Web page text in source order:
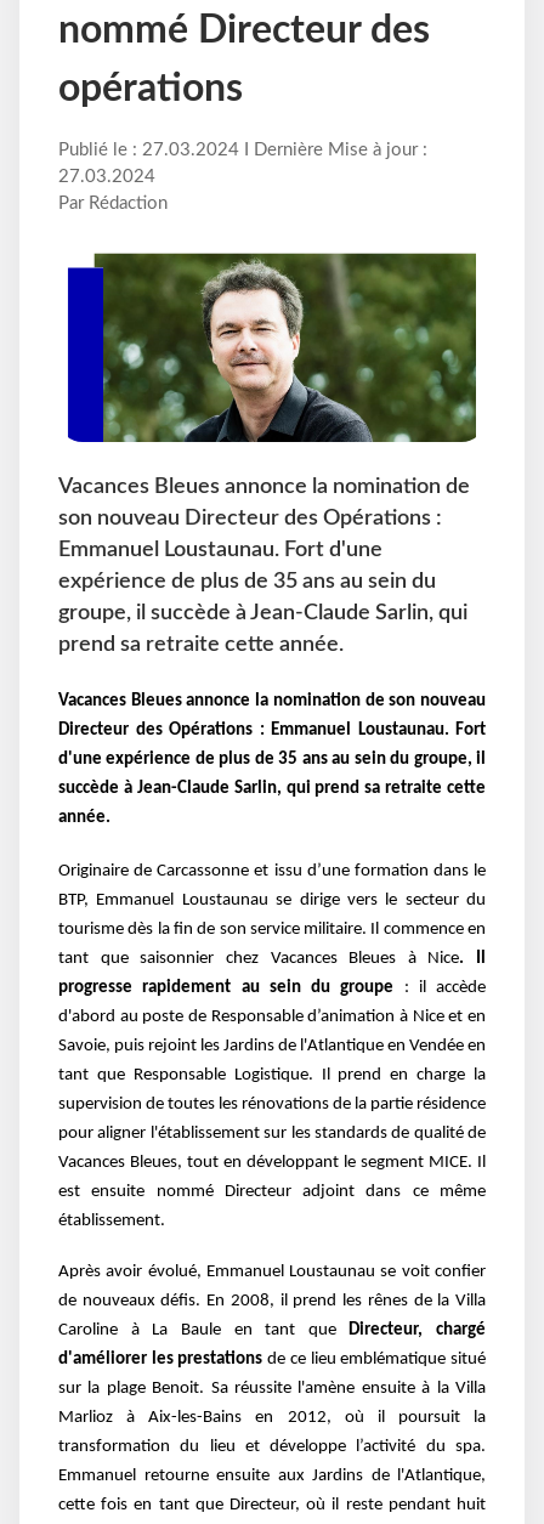
nommé Directeur des
opérations
Publié le : 27.03.2024 I Dernière Mise à jour :
27.03.2024
Par Rédaction
Vacances Bleues annonce la nomination de
son nouveau Directeur des Opérations :
Emmanuel Loustaunau. Fort d'une
expérience de plus de 35 ans au sein du
groupe, il succède à Jean-Claude Sarlin, qui
prend sa retraite cette année.
Vacances Bleues annonce la nomination de son nouveau
Directeur des Opérations : Emmanuel Loustaunau. Fort
d'une expérience de plus de 35 ans au sein du groupe, il
succède à Jean-Claude Sarlin, qui prend sa retraite cette
année.
Originaire de Carcassonne et issu d’une formation dans le
BTP, Emmanuel Loustaunau se dirige vers le secteur du
tourisme dès la fin de son service militaire. Il commence en
tant que saisonnier chez Vacances Bleues à Nice. Il
progresse rapidement au sein du groupe : il accède
d'abord au poste de Responsable d’animation à Nice et en
Savoie, puis rejoint les Jardins de l'Atlantique en Vendée en
tant que Responsable Logistique. Il prend en charge la
supervision de toutes les rénovations de la partie résidence
pour aligner l'établissement sur les standards de qualité de
Vacances Bleues, tout en développant le segment MICE. Il
est ensuite nommé Directeur adjoint dans ce même
établissement.
Après avoir évolué, Emmanuel Loustaunau se voit confier
de nouveaux défis. En 2008, il prend les rênes de la Villa
Caroline à La Baule en tant queDirecteur, chargé
d'améliorer les prestationsde ce lieu emblématique situé
sur la plage Benoit. Sa réussite l'amène ensuite à la Villa
Marlioz à Aix-les-Bains en 2012, où il poursuit la
transformation du lieu et développe l’activité du spa.
Emmanuel retourne ensuite aux Jardins de l'Atlantique,
cette fois en tant que Directeur, où il reste pendant huit